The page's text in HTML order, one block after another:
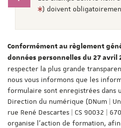
) doivent
Conformément au règlement
données personnelles du 27 avril
respecter la plus grande
nous vous informons que les
formulaire sont enregistrées dans
Direction du numérique (DNum |
rue René Descartes | CS 90032 |
organise l'action de formation,